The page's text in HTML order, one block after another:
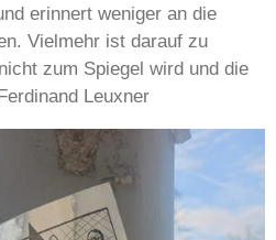
erinnert weniger an die
Vielmehr ist darauf zu
zum Spiegel wird und die
Leuxner